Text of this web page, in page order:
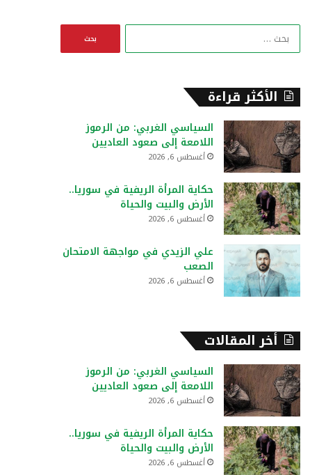
ا
:
الأكثر قراءة
السياسي الغربي: من الرموز
اللامعة إلى صعود العاديين
أغسطس 6, 2026
حكاية المرأة الريفية في سوريا..
الأرض والبيت والحياة
أغسطس 6, 2026
علي الزيدي في مواجهة الامتحان
الصعب
أغسطس 6, 2026
أخر المقالات
السياسي الغربي: من الرموز
اللامعة إلى صعود العاديين
أغسطس 6, 2026
حكاية المرأة الريفية في سوريا..
الأرض والبيت والحياة
أغسطس 6, 2026